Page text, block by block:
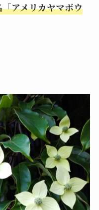
アメリカヤマボウ